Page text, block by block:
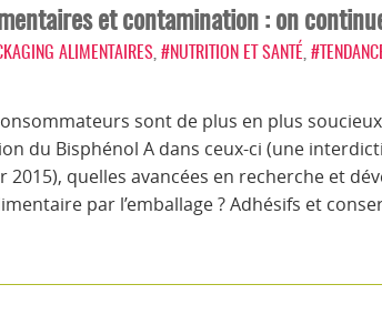
et contamination : on
ALIMENTAIRES #NUTRITION ET SANTÉ
sont de plus en plus
du Bisphénol A dans ceux-ci (une
2015), quelles avancées en recherche et
par l’emballage ? Adhésifs et